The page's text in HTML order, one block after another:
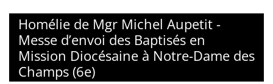
Homélie de Mgr Michel Aupetit -
Messe d’envoi des Baptisés en
Mission Diocésaine à Notre-Dame des
Champs (6e)